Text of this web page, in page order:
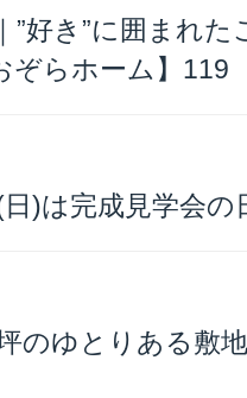
”好き”に囲まれた
ぞらホーム】119
)は完成見学会の
のゆとりある敷